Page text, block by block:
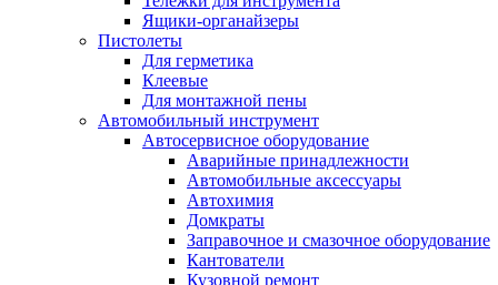
Ящики-органайзеры
Пистолеты
Для герметика
Клеевые
Для монтажной пены
Автомобильный инструмент
Автосервисное оборудование
Аварийные принадлежности
Автомобильные аксессуары
Автохимия
Домкраты
Заправочное и смазочное оборудование
Кантователи
Кузовной ремонт